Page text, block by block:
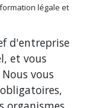
légale et
d'entreprise
et vous
vous